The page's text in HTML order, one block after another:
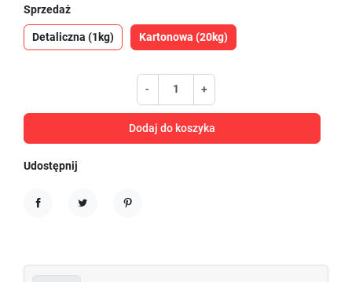
Sprzedaż
Detaliczna (1kg) Kartonowa (20kg)
- +
Dodaj do koszyka
Udostępnij